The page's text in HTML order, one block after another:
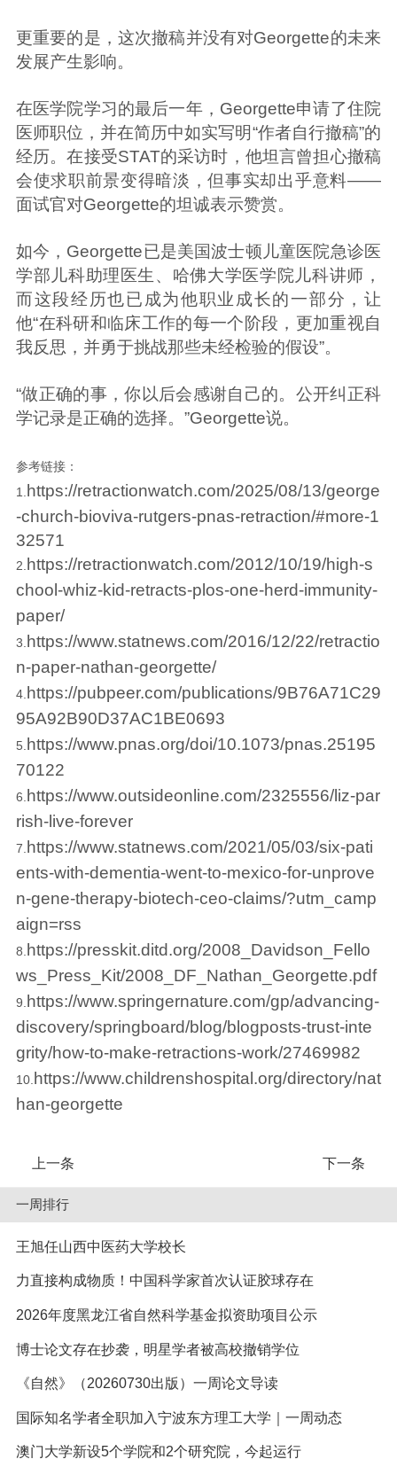
更重要的是，这次撤稿并没有对Georgette的未来
发展产生影响。
在医学院学习的最后一年，Georgette申请了住院
医师职位，并在简历中如实写明“作者自行撤稿”的
经历。在接受STAT的采访时，他坦言曾担心撤稿
会使求职前景变得暗淡，但事实却出乎意料——
面试官对Georgette的坦诚表示赞赏。
如今，Georgette已是美国波士顿儿童医院急诊医
学部儿科助理医生、哈佛大学医学院儿科讲师，
而这段经历也已成为他职业成长的一部分，让
他“在科研和临床工作的每一个阶段，更加重视自
我反思，并勇于挑战那些未经检验的假设”。
“做正确的事，你以后会感谢自己的。公开纠正科
学记录是正确的选择。”Georgette说。
参考链接：
1. https://retractionwatch.com/2025/08/13/george
-church-bioviva-rutgers-pnas-retraction/#more-1
32571
2. https://retractionwatch.com/2012/10/19/high-s
chool-whiz-kid-retracts-plos-one-herd-immunity-
paper/
3. https://www.statnews.com/2016/12/22/retractio
n-paper-nathan-georgette/
4. https://pubpeer.com/publications/9B76A71C29
95A92B90D37AC1BE0693
5. https://www.pnas.org/doi/10.1073/pnas.25195
70122
6. https://www.outsideonline.com/2325556/liz-par
rish-live-forever
7. https://www.statnews.com/2021/05/03/six-pati
ents-with-dementia-went-to-mexico-for-unprove
n-gene-therapy-biotech-ceo-claims/?utm_camp
aign=rss
8. https://presskit.ditd.org/2008_Davidson_Fello
ws_Press_Kit/2008_DF_Nathan_Georgette.pdf
9. https://www.springernature.com/gp/advancing-
discovery/springboard/blog/blogposts-trust-inte
grity/how-to-make-retractions-work/27469982
10. https://www.childrenshospital.org/directory/nat
han-georgette
上一条 下一条
一周排行
王旭任山西中医药大学校长
力直接构成物质！中国科学家首次认证胶球存在
2026年度黑龙江省自然科学基金拟资助项目公示
博士论文存在抄袭，明星学者被高校撤销学位
《自然》（20260730出版）一周论文导读
国际知名学者全职加入宁波东方理工大学｜一周动态
澳门大学新设5个学院和2个研究院，今起运行